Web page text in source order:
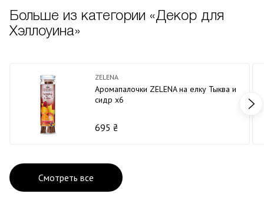
Больше из категории «Декор для
Хэллоуина»
ZELENA
Аромапалочки ZELENA на елку Тыква и
сидр х6
695 ₴
Смотреть все